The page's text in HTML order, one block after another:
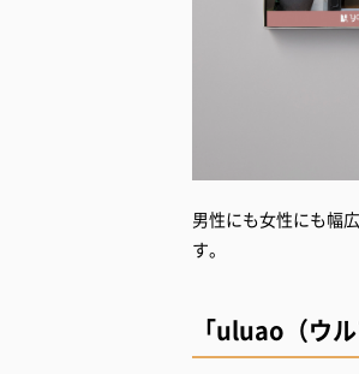
男性にも女性にも幅
す。
「uluao（ウル